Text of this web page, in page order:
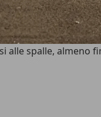
alle spalle,